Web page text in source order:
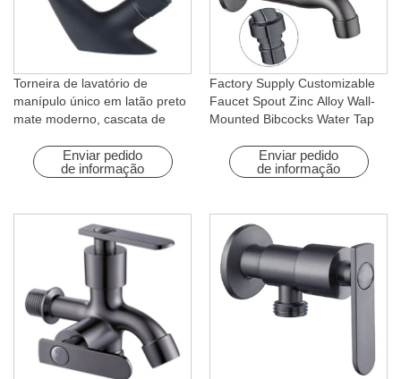
Torneira de lavatório de
manípulo único em latão preto
mate moderno, cascata de
rotativa para hotéis e
apartamentos
Enviar pedido
de informação
Factory Supply Customizable
Faucet Spout Zinc Alloy Wall-
Mounted Bibcocks Water Tap
Enviar pedido
de informação